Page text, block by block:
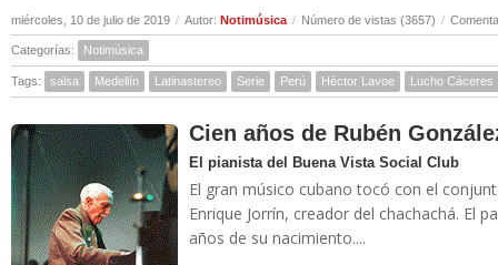
miércoles, 10 de julio de 2019 / Autor: Notimúsica / Número de vistas (3657) /
Categorías: Notimúsica
Tags: salsa Medellín Latinastereo Serie Perú Héctor Lavoe Lucho Cáceres
Cien años de Rubén
El pianista del Buena Vista Social Club
El gran músico cubano tocó con el
Enrique Jorrín, creador del chachachá. El
años de su nacimiento....